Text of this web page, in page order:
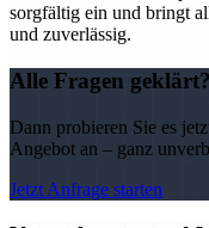
sorgfältig ein und bringt
und zuverlässig.
Alle Fragen geklärt?
Dann probieren Sie es
Angebot an – ganz
Jetzt Anfrage starten